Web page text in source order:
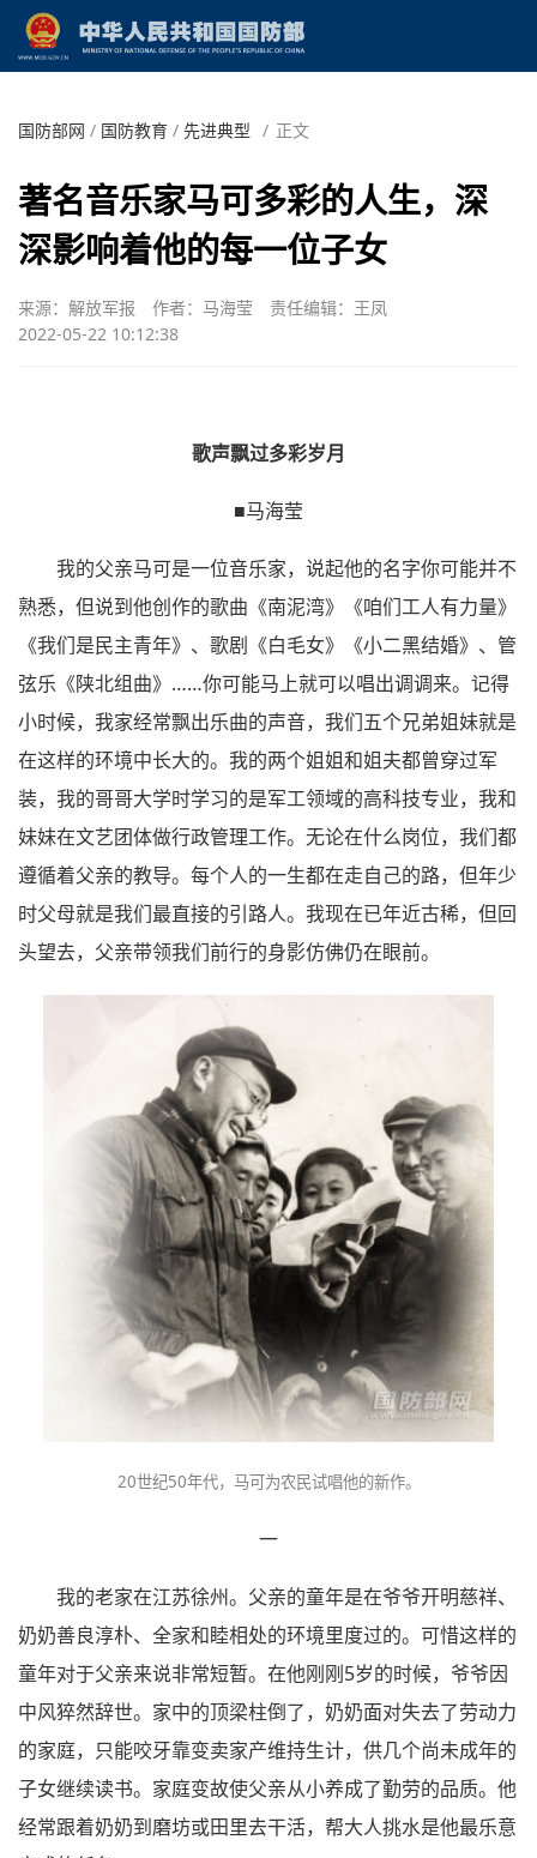
国防部网 / 国防教育 / 先进典型 / 正文
著名音乐家马可多彩的人生，深
深影响着他的每一位子女
来源：解放军报 作者：马海莹
责任编辑：王凤
2022-05-22 10:12:38
歌声飘过多彩岁月
■马海莹
我的父亲马可是一位音乐家，说起他的名字你可能并不
熟悉，但说到他创作的歌曲《南泥湾》《咱们工人有力量》
《我们是民主青年》、歌剧《白毛女》《小二黑结婚》、管
弦乐《陕北组曲》……你可能马上就可以唱出调调来。记得
小时候，我家经常飘出乐曲的声音，我们五个兄弟姐妹就是
在这样的环境中长大的。我的两个姐姐和姐夫都曾穿过军
装，我的哥哥大学时学习的是军工领域的高科技专业，我和
妹妹在文艺团体做行政管理工作。无论在什么岗位，我们都
遵循着父亲的教导。每个人的一生都在走自己的路，但年少
时父母就是我们最直接的引路人。我现在已年近古稀，但回
头望去，父亲带领我们前行的身影仿佛仍在眼前。
20世纪50年代，马可为农民试唱他的新作。
一
我的老家在江苏徐州。父亲的童年是在爷爷开明慈祥、
奶奶善良淳朴、全家和睦相处的环境里度过的。可惜这样的
童年对于父亲来说非常短暂。在他刚刚5岁的时候，爷爷因
中风猝然辞世。家中的顶梁柱倒了，奶奶面对失去了劳动力
的家庭，只能咬牙靠变卖家产维持生计，供几个尚未成年的
子女继续读书。家庭变故使父亲从小养成了勤劳的品质。他
经常跟着奶奶到磨坊或田里去干活，帮大人挑水是他最乐意